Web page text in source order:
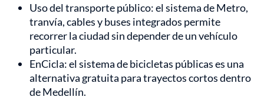
Uso del transporte público: el sistema de Metro,
tranvía, cables y buses integrados permite
recorrer la ciudad sin depender de un vehículo
particular.
EnCicla: el sistema de bicicletas públicas es una
alternativa gratuita para trayectos cortos dentro
de Medellín.